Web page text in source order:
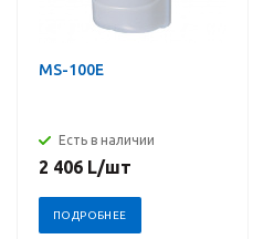
MS-100E
Есть в наличии
2 406 L/шт
ПОДРОБНЕЕ